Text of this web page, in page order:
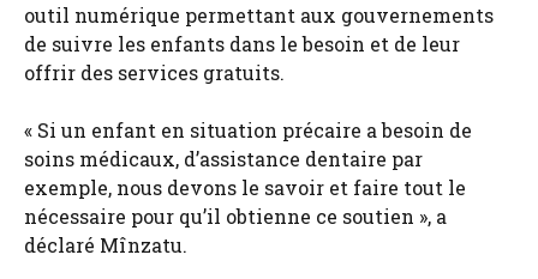
outil numérique permettant aux gouvernements
de suivre les enfants dans le besoin et de leur
offrir des services gratuits.
« Si un enfant en situation précaire a besoin de
soins médicaux, d’assistance dentaire par
exemple, nous devons le savoir et faire tout le
nécessaire pour qu’il obtienne ce soutien », a
déclaré Mînzatu.